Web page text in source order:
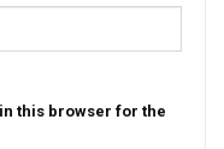
this browser for the